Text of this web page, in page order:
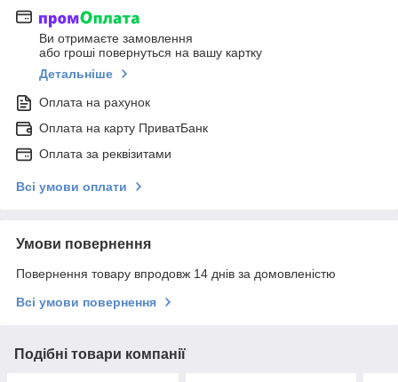
Ви отримаєте замовлення
або гроші повернуться на вашу картку
Детальніше
Оплата на рахунок
Оплата на карту ПриватБанк
Оплата за реквізитами
Всі умови оплати
Умови повернення
Повернення товару впродовж 14 днів за домовленістю
Всі умови повернення
Подібні товари компанії